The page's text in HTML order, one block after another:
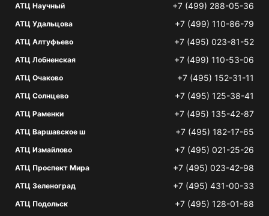
АТЦ Научный +7 (499) 288-05-36
АТЦ Удальцова +7 (499) 110-86-79
АТЦ Алтуфьево +7 (495) 023-81-52
АТЦ Лобненская +7 (499) 110-53-06
АТЦ Очаково +7 (495) 152-31-11
АТЦ Солнцево +7 (495) 125-38-41
АТЦ Раменки +7 (495) 135-42-87
АТЦ Варшавское ш +7 (495) 182-17-65
АТЦ Измайлово +7 (495) 021-25-26
АТЦ Проспект Мира +7 (495) 023-42-98
АТЦ Зеленоград +7 (495) 431-00-33
АТЦ Подольск +7 (495) 128-01-88